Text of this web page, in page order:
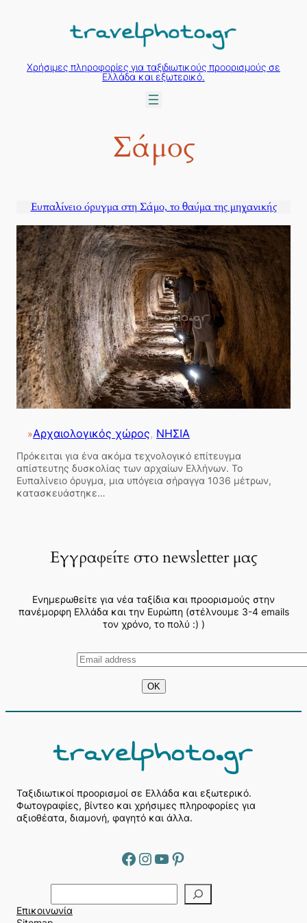
περιεχόμενο
Χρήσιμες πληροφορίες για ταξιδιωτικούς προορισμούς σε
Ελλάδα και εξωτερικό.
Σάμος
Ευπαλίνειο όρυγμα στη Σάμο, το θαύμα της μηχανικής
»Αρχαιολογικός χώρος, ΝΗΣΙΑ
Πρόκειται για ένα ακόμα τεχνολογικό επίτευγμα
απίστευτης δυσκολίας των αρχαίων Ελλήνων. Το
Ευπαλίνειο όρυγμα, μια υπόγεια σήραγγα 1036 μέτρων,
κατασκευάστηκε…
Εγγραφείτε στο newsletter μας
Ενημερωθείτε για νέα ταξίδια και προορισμούς στην
πανέμορφη Ελλάδα και την Ευρώπη (στέλνουμε 3-4 emails
τον χρόνο, το πολύ :) )
Ταξιδιωτικοί προορισμοί σε Ελλάδα και εξωτερικό.
Φωτογραφίες, βίντεο και χρήσιμες πληροφορίες για
αξιοθέατα, διαμονή, φαγητό και άλλα.
Facebook Instagram YouTube Pinterest
ν
α
Επικοινωνία